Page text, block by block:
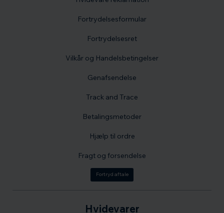
Hvidevarer
Fortrydelsesformular
Fortrydelsesret
Vilkår og Handelsbetingelser
Genafsendelse
Track and Trace
Betalingsmetoder
Hjælp til ordre
Fragt og forsendelse
Fortryd aftale